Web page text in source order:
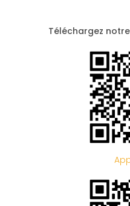
Téléchargez